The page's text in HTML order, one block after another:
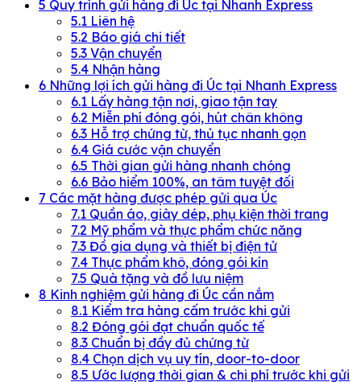
5 Quy trình gửi hàng đi Úc tại Nhanh Express
5.1 Liên hệ
5.2 Báo giá chi tiết
5.3 Vận chuyển
5.4 Nhận hàng
6 Những lợi ích gửi hàng đi Úc tại Nhanh Express
6.1 Lấy hàng tận nơi, giao tận tay
6.2 Miễn phí đóng gói, hút chân không
6.3 Hỗ trợ chứng từ, thủ tục nhanh gọn
6.4 Giá cước vận chuyển
6.5 Thời gian gửi hàng nhanh chóng
6.6 Bảo hiểm 100%, an tâm tuyệt đối
7 Các mặt hàng được phép gửi qua Úc
7.1 Quần áo, giày dép, phụ kiện thời trang
7.2 Mỹ phẩm và thực phẩm chức năng
7.3 Đồ gia dụng và thiết bị điện tử
7.4 Thực phẩm khô, đóng gói kín
7.5 Quà tặng và đồ lưu niệm
8 Kinh nghiệm gửi hàng đi Úc cần nắm
8.1 Kiểm tra hàng cấm trước khi gửi
8.2 Đóng gói đạt chuẩn quốc tế
8.3 Chuẩn bị đầy đủ chứng từ
8.4 Chọn dịch vụ uy tín, door-to-door
8.5 Ước lượng thời gian & chi phí trước khi gửi